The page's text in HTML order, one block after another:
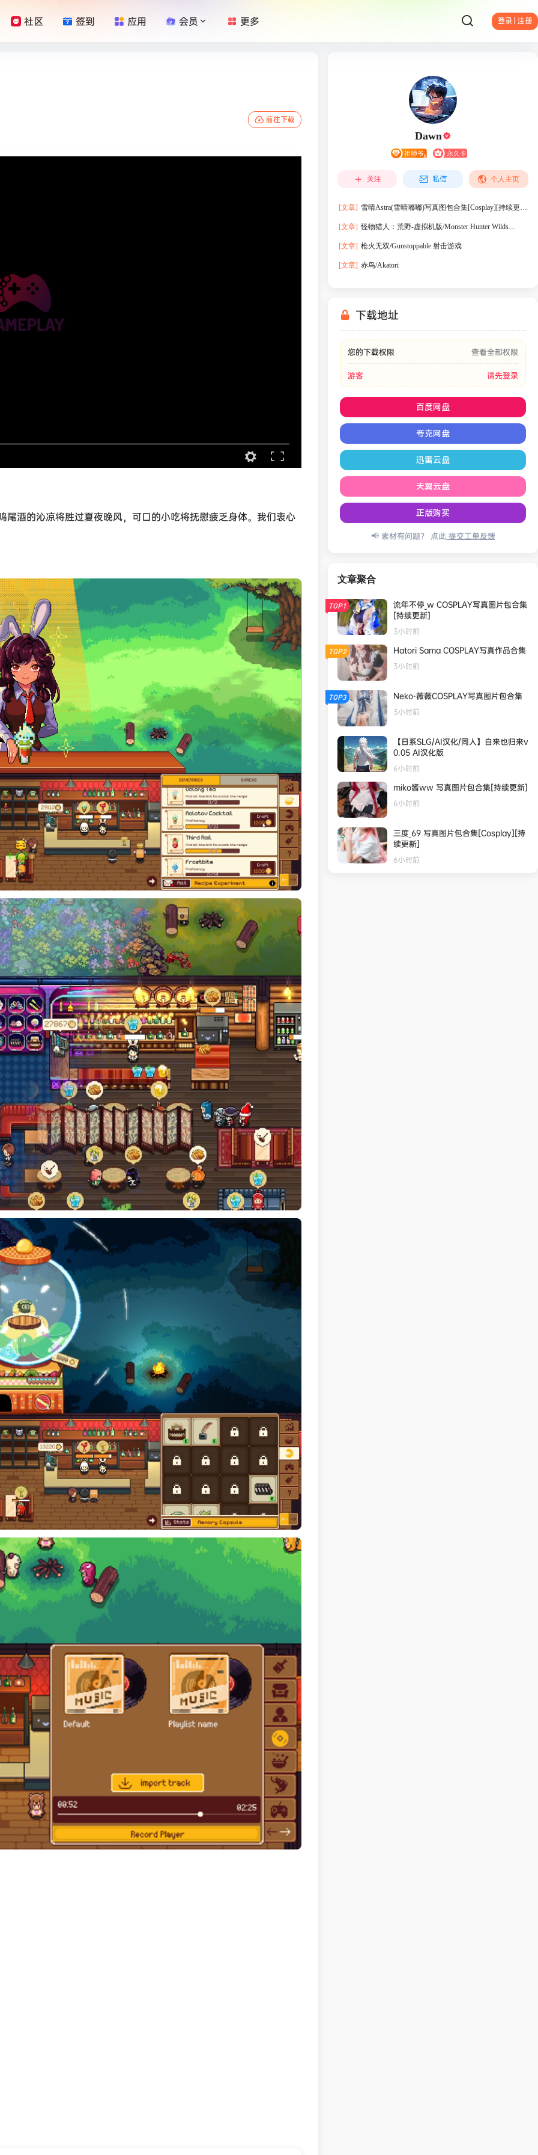
登录 | 注册
社区 签到 应用 会员 更多
前往下载
酒的沁凉将胜过夏夜晚风，可口的小吃将抚慰疲乏身体。我们衷心
Dawn
关注 私信 个人主页
[文章] 雪晴Astra(雪晴嘟嘟)写真图包合集[Cosplay][持续更
[文章] 怪物猎人：荒野-虚拟机版/Monster Hunter Wilds
[文章] 枪火无双/Gunstoppable 射击游戏
[文章] 赤鸟/Akatori
下载地址
您的下载权限 查看全部权限
游客 请先登录
百度网盘
夸克网盘
迅雷云盘
天翼云盘
正版购买
📢 素材有问题？ 点此提交工单反馈
文章聚合
TOP1
流年不停_w COSPLAY写真图片包合集
[持续更新]
3小时前
TOP2 Hatori Sama COSPLAY写真作品合集
3小时前
TOP3 Neko-薇薇COSPLAY写真图片包合集
3小时前
【日系SLG/AI汉化/同人】自来也归来v
0.05 AI汉化版
6小时前
miko酱ww 写真图片包合集[持续更新]
6小时前
三度_69 写真图片包合集[Cosplay][持
续更新]
6小时前